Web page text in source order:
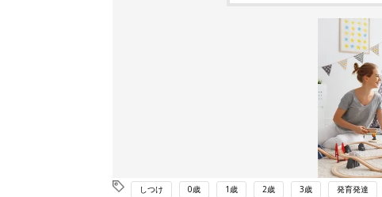
しつけ 0歳 1歳 2歳 3歳 発育発達